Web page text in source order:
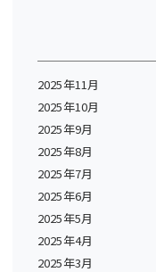
2025年11月
2025年10月
2025年9月
2025年8月
2025年7月
2025年6月
2025年5月
2025年4月
2025年3月